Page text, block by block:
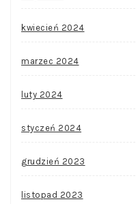
kwiecień 2024
marzec 2024
luty 2024
styczeń 2024
grudzień 2023
listopad 2023